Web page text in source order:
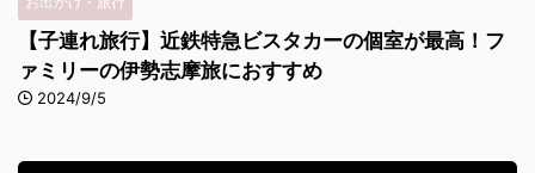
【子連れ旅行】近鉄特急ビスタカーの個室が最高！フ
ァミリーの伊勢志摩旅におすすめ
2024/9/5